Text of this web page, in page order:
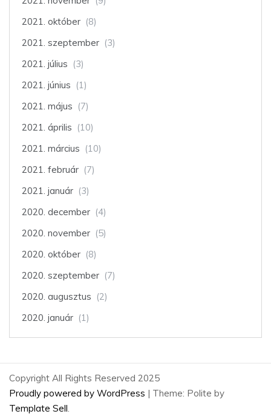
2021. október (8)
2021. szeptember (3)
2021. július (3)
2021. június (1)
2021. május (7)
2021. április (10)
2021. március (10)
2021. február (7)
2021. január (3)
2020. december (4)
2020. november (5)
2020. október (8)
2020. szeptember (7)
2020. augusztus (2)
2020. január (1)
Copyright All Rights Reserved 2025
Proudly powered by WordPress | Theme: Polite by
Template Sell